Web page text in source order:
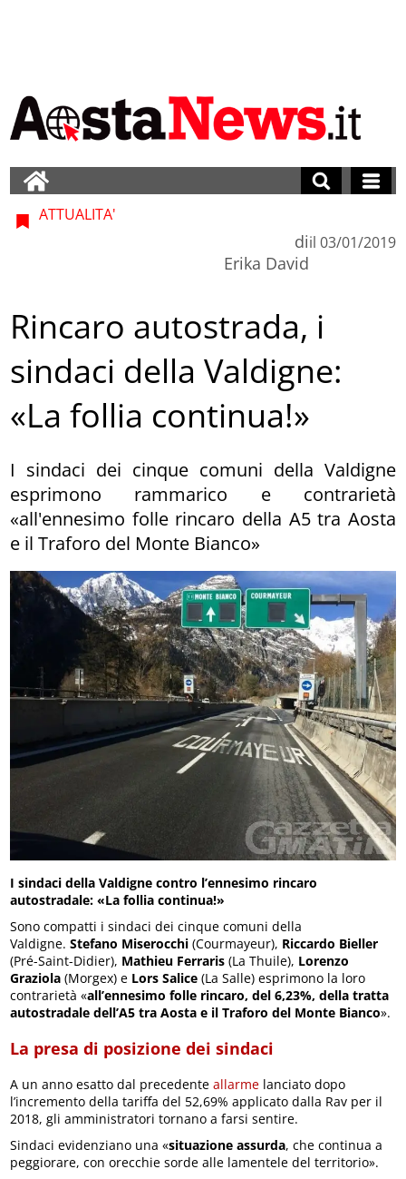
ATTUALITA'
di
Erika David
il 03/01/2019
Rincaro autostrada, i
sindaci della Valdigne:
«La follia continua!»
I sindaci dei cinque comuni della Valdigne
esprimono rammarico e contrarietà
«all'ennesimo folle rincaro della A5 tra Aosta
e il Traforo del Monte Bianco»
I sindaci della Valdigne contro l’ennesimo rincaro
autostradale: «La follia continua!»
Sono compatti i sindaci dei cinque comuni della
Valdigne.Stefano Miserocchi (Courmayeur), Riccardo Bieller
(Pré-Saint-Didier), Mathieu Ferraris (La Thuile), Lorenzo
Graziola (Morgex) e Lors Salice (La Salle) esprimono la loro
contrarietà «all’ennesimo folle rincaro, del 6,23%, della tratta
autostradale dell’A5 tra Aosta e il Traforo del Monte Bianco».
La presa di posizione dei sindaci
A un anno esatto dal precedenteallarme lanciato dopo
l’incremento della tariffa del 52,69% applicato dalla Rav per il
2018, gli amministratori tornano a farsi sentire.
Sindaci evidenziano una «situazione assurda, che continua a
peggiorare, con orecchie sorde alle lamentele del territorio».